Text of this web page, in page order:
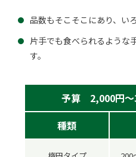
品数もそこそこにあり、い
片手でも食べられるような
す。
予算 2,000円～
種類